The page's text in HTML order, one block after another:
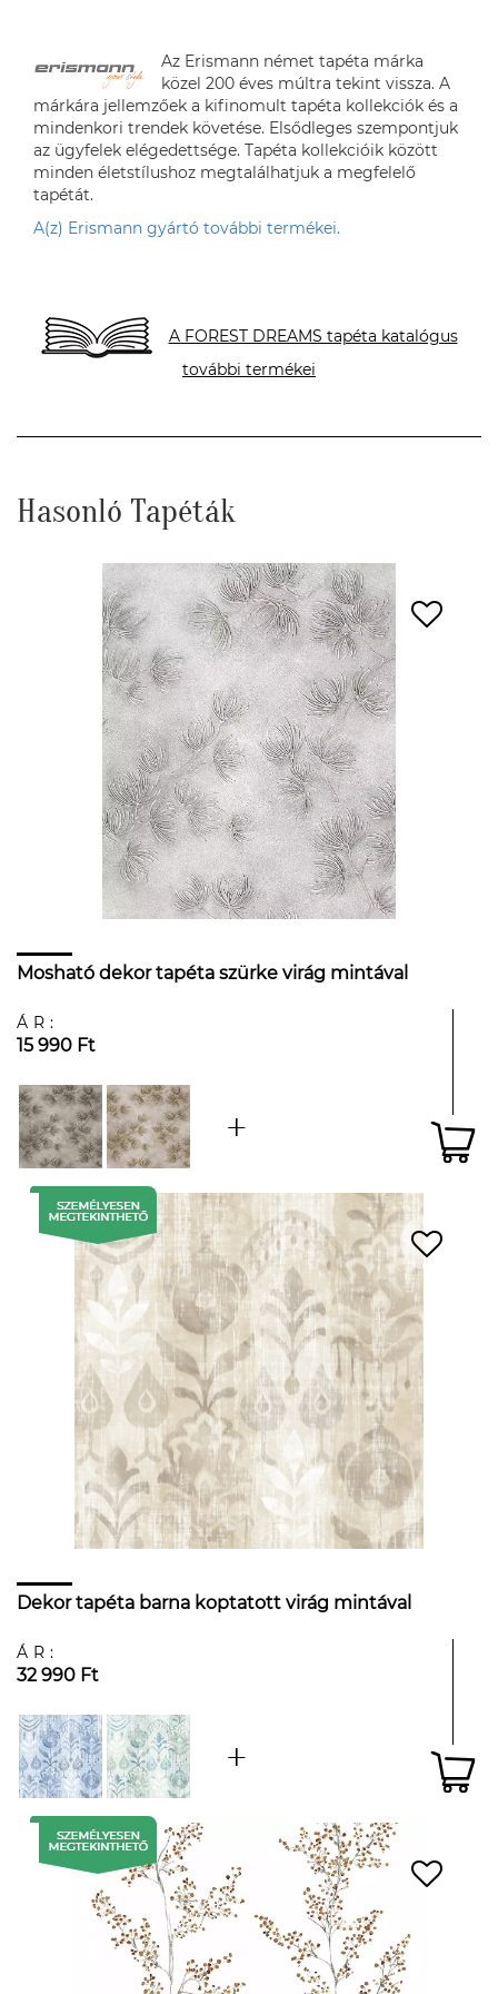
Az Erismann német tapéta márka
közel 200 éves múltra tekint vissza. A
márkára jellemzőek a kifinomult tapéta kollekciók és a
mindenkori trendek követése. Elsődleges szempontjuk
az ügyfelek elégedettsége. Tapéta kollekcióik között
minden életstílushoz megtalálhatjuk a megfelelő
tapétát.
A(z) Erismann gyártó további termékei.
A FOREST DREAMS tapéta katalógus
további termékei
Hasonló Tapéták
Mosható dekor tapéta szürke virág mintával
ÁR:
15 990 Ft
Dekor tapéta barna koptatott virág mintával
ÁR:
32 990 Ft